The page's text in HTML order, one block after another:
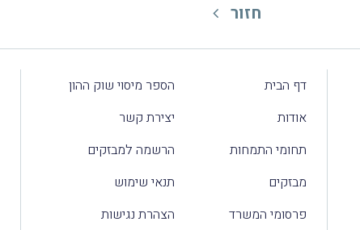
חזור
דף הבית
אודות
תחומי התמחות
מבזקים
פרסומי המשרד
הספר מיסוי שוק ההון
יצירת קשר
הרשמה למבזקים
תנאי שימוש
הצהרת נגישות